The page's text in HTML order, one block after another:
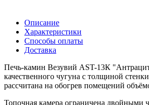
Описание
Характеристики
Способы оплаты
Доставка
Печь-камин Везувий АST-13К
качественного чугуна с толщиной
рассчитана на обогрев помещений
Топочная камера ограничена двойными